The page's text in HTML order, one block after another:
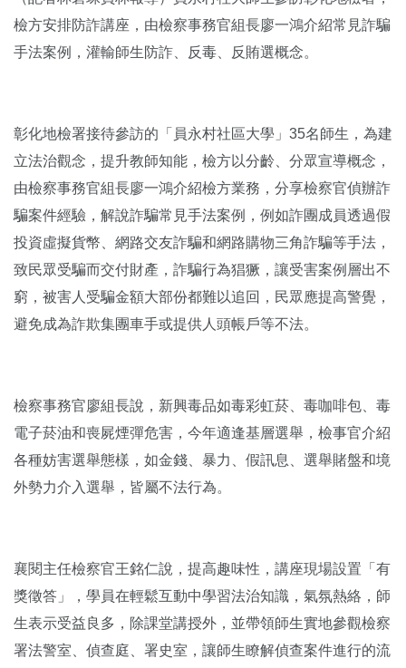
檢方安排防詐講座，由檢察事務官組長廖一鴻介紹常見詐騙
手法案例，灌輸師生防詐、反毒、反賄選概念。
彰化地檢署接待參訪的「員永村社區大學」35名師生，為建
立法治觀念，提升教師知能，檢方以分齡、分眾宣導概念，
由檢察事務官組長廖一鴻介紹檢方業務，分享檢察官偵辦詐
騙案件經驗，解說詐騙常見手法案例，例如詐團成員透過假
投資虛擬貨幣、網路交友詐騙和網路購物三角詐騙等手法，
致民眾受騙而交付財產，詐騙行為猖獗，讓受害案例層出不
窮，被害人受騙金額大部份都難以追回，民眾應提高警覺，
避免成為詐欺集團車手或提供人頭帳戶等不法。
檢察事務官廖組長說，新興毒品如毒彩虹菸、毒咖啡包、毒
電子菸油和喪屍煙彈危害，今年適逢基層選舉，檢事官介紹
各種妨害選舉態樣，如金錢、暴力、假訊息、選舉賭盤和境
外勢力介入選舉，皆屬不法行為。
襄閱主任檢察官王銘仁說，提高趣味性，講座現場設置「有
獎徵答」，學員在輕鬆互動中學習法治知識，氣氛熱絡，師
生表示受益良多，除課堂講授外，並帶領師生實地參觀檢察
署法警室、偵查庭、署史室，讓師生瞭解偵查案件進行的流